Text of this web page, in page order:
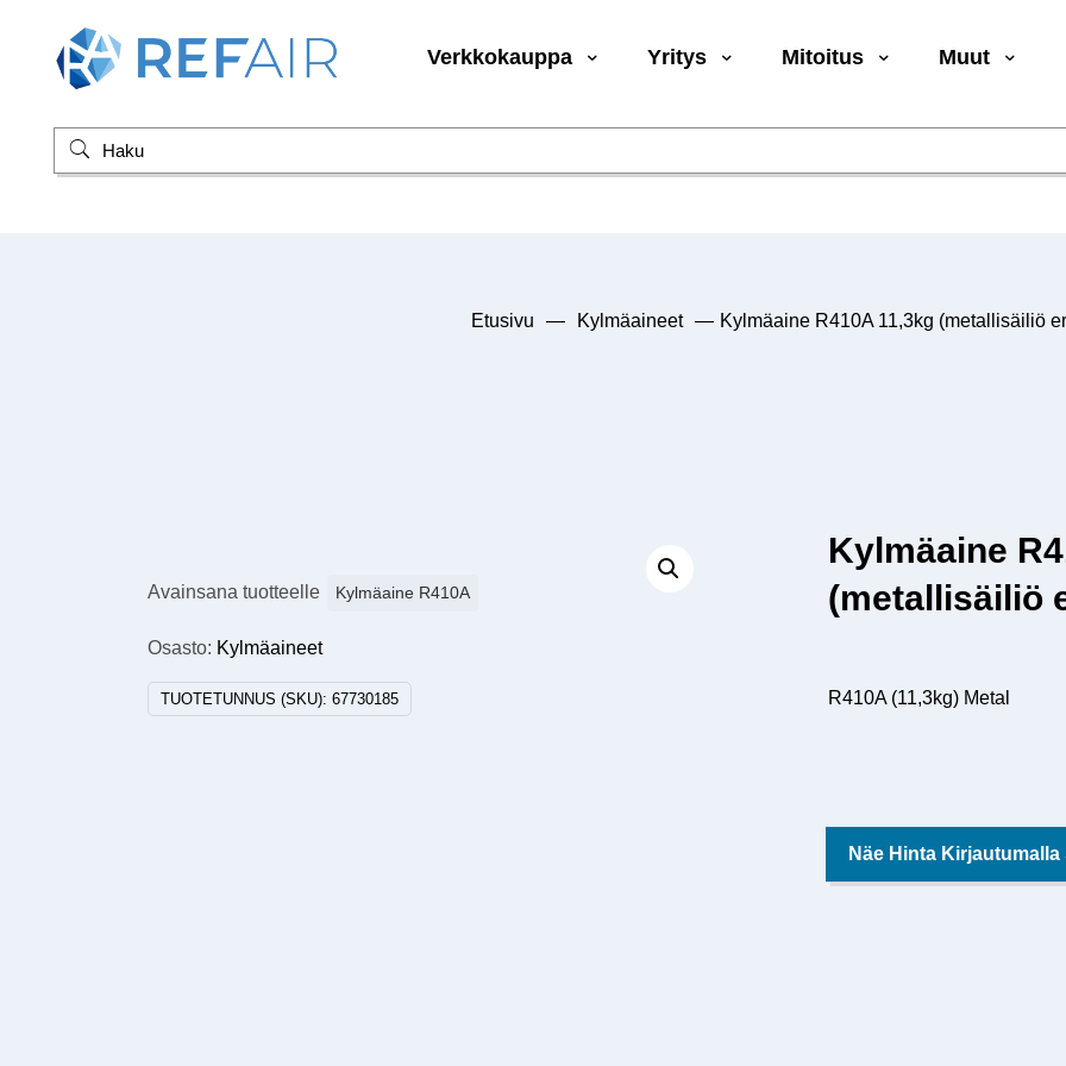
Verkkokauppa Yritys Mitoitus Muut
Etusivu — Kylmäaineet — Kylmäaine R410A 11,3kg (metallisäiliö
Avainsana tuotteelle Kylmäaine R410A
Osasto: Kylmäaineet
TUOTETUNNUS (SKU):67730185
Kylmäaine
(metallisäiliö
R410A (11,3kg) Metal
Näe Hinta Kirjautumalla